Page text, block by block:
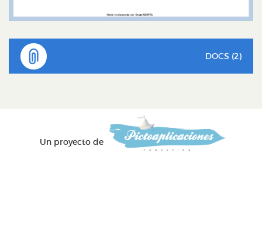
DOCS (2)
Un proyecto de